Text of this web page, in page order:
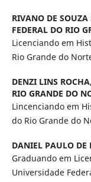
RIVANO DE SOUZA
FEDERAL DO RIO
Licenciando em
Rio Grande do
DENZI LINS ROCHA,
RIO GRANDE DO
Lincenciando em
do Rio Grande do
DANIEL PAULO DE
Graduando em
Universidade